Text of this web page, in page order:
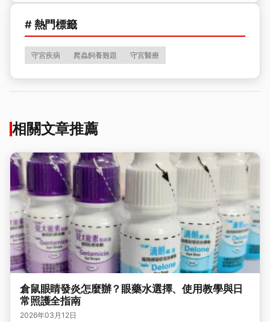
# 熱門標籤
守宮疾病 爬蟲飼養難題 守宮醫療
相關文章推薦
倉鼠眼睛發炎怎麼辦？眼藥水選擇、使用教學與日
常照護全指南
2026年03月12日